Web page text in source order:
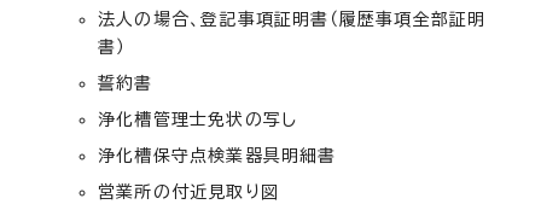
法人の場合、登記事項証明書（履歴事項全部証明
書）
誓約書
浄化槽管理士免状の写し
浄化槽保守点検業器具明細書
営業所の付近見取り図